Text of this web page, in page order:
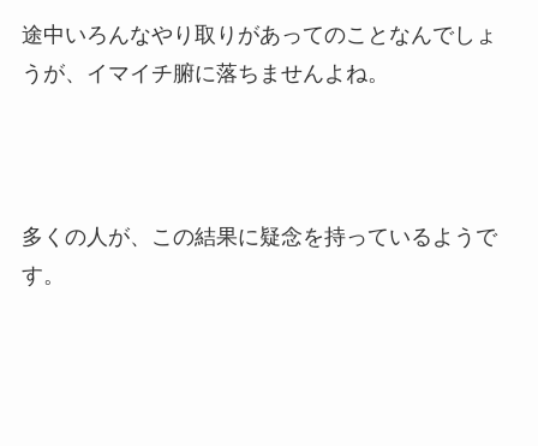
途中いろんなやり取りがあってのことなんでしょ
うが、イマイチ腑に落ちませんよね。
多くの人が、この結果に疑念を持っているようで
す。